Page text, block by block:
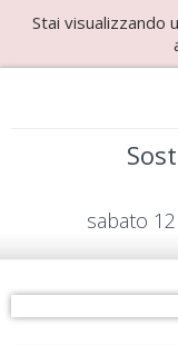
Stai visualizzando
sabato